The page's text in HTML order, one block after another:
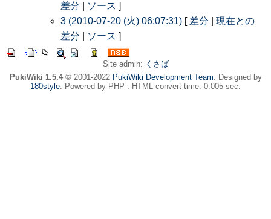
差分
ソース ]
3 (2010-07-20 (火) 06:07:31) [ 差分
現在との
差分
ソース ]
Site admin: くさば
PukiWiki 1.5.4© 2001-2022 PukiWiki Development Team. Designed by
180style. Powered by PHP . HTML convert time: 0.005 sec.